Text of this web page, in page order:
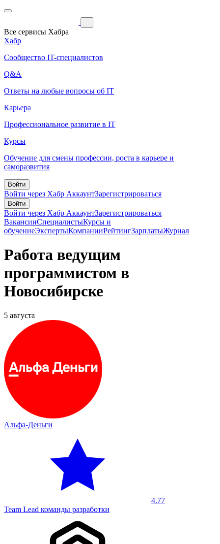
Все сервисы Хабра
Хабр
Сообщество IT-специалистов
Q&A
Ответы на любые вопросы об IT
Карьера
Профессиональное развитие в IT
Курсы
Обучение для смены профессии, роста в карьере и
саморазвития
Войти
Войти через Хабр АккаунтЗарегистрироваться
Войти
Войти через Хабр АккаунтЗарегистрироваться
ВакансииСпециалистыКурсы и
обучениеЭкспертыКомпанииРейтингЗарплатыЖурнал
Работа ведущим
программистом в
Новосибирске
5 августа
Альфа-Деньги
4.77
Team Lead команды разработки